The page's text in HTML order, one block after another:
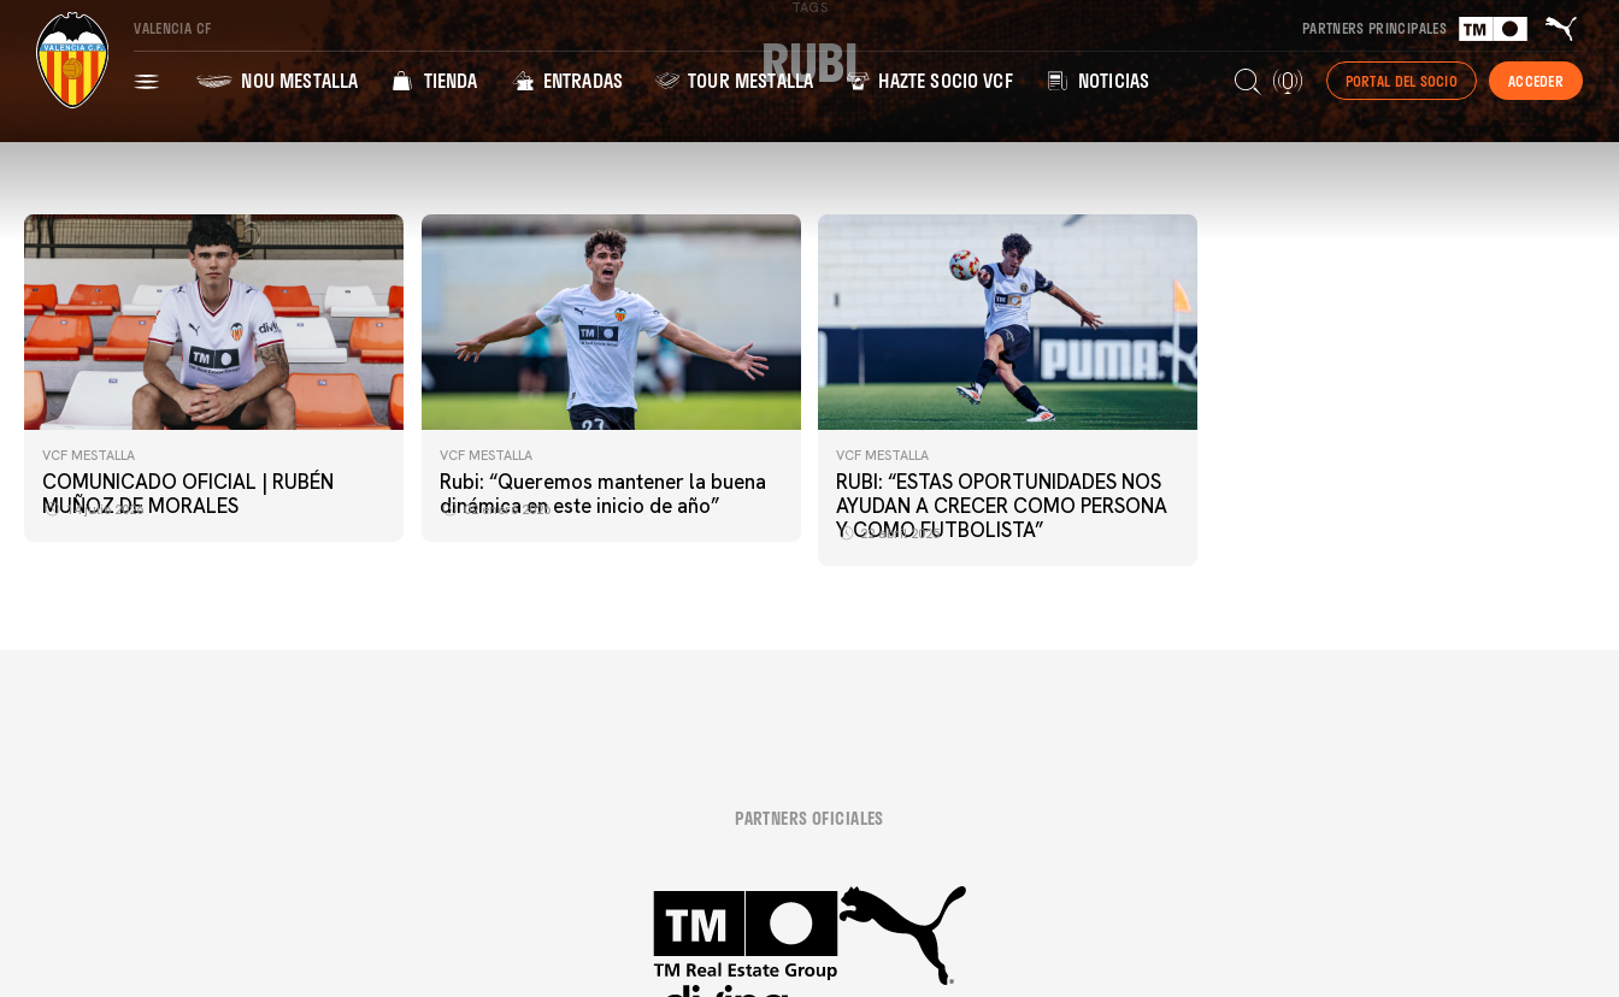
VALENCIA CF PARTNERS PRINCIPALES
NOU MESTALLA TIENDA ENTRADAS TOUR MESTALLA HAZTE SOCIO VCF NOTICIAS PORTAL DEL SOCIO ACCEDER
TAGS
RUBI
VCF MESTALLA
COMUNICADO OFICIAL | RUBÉN
MUÑOZ DE MORALES
14 julio 2026
VCF MESTALLA
Rubi: “Queremos mantener la buena
dinámica en este inicio de año”
02 enero 2026
VCF MESTALLA
RUBI: “ESTAS OPORTUNIDADES NOS
AYUDAN A CRECER COMO PERSONA
Y COMO FUTBOLISTA”
22 abril 2025
PARTNERS OFICIALES